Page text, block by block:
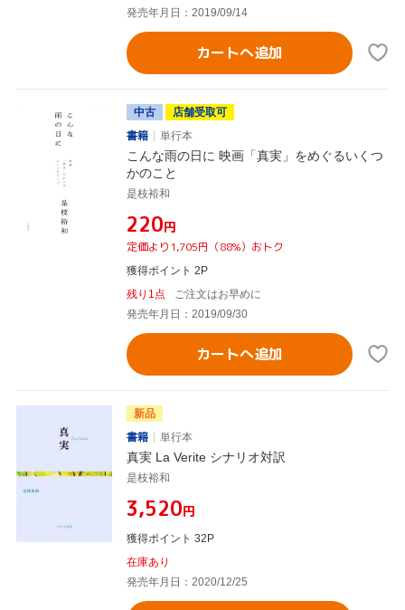
発売年月日：2019/09/14
カートへ追加
中古
店舗受取可
書籍
単行本
こんな雨の日に 映画「真実」をめぐるいくつ
かのこと
是枝裕和
¥220円
定価より1,705円（88%）おトク
獲得ポイント 2P
残り1点
ご注文はお早めに
発売年月日：2019/09/30
カートへ追加
新品
書籍
単行本
真実 La Verite シナリオ対訳
是枝裕和
¥3,520円
獲得ポイント 32P
在庫あり
発売年月日：2020/12/25